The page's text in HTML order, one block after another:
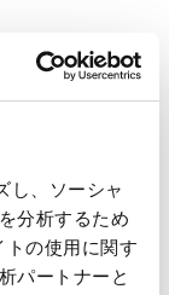
し、ソーシャ
分析するため
の使用に関す
パートナーと
室